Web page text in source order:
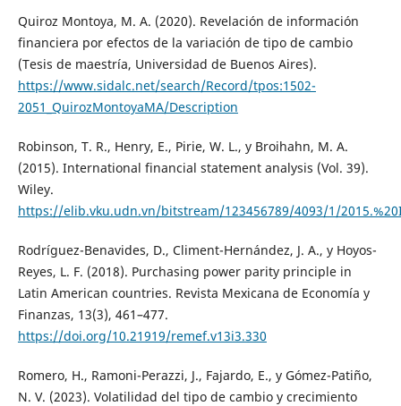
Quiroz Montoya, M. A. (2020). Revelación de información
financiera por efectos de la variación de tipo de cambio
(Tesis de maestría, Universidad de Buenos Aires).
https://www.sidalc.net/search/Record/tpos:1502-
2051_QuirozMontoyaMA/Description
Robinson, T. R., Henry, E., Pirie, W. L., y Broihahn, M. A.
(2015). International financial statement analysis (Vol. 39).
Wiley.
https://elib.vku.udn.vn/bitstream/123456789/4093/1/
Rodríguez-Benavides, D., Climent-Hernández, J. A., y Hoyos-
Reyes, L. F. (2018). Purchasing power parity principle in
Latin American countries. Revista Mexicana de Economía y
Finanzas, 13(3), 461–477.
https://doi.org/10.21919/remef.v13i3.330
Romero, H., Ramoni-Perazzi, J., Fajardo, E., y Gómez-Patiño,
N. V. (2023). Volatilidad del tipo de cambio y crecimiento